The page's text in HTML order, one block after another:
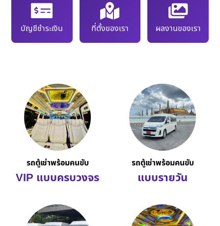
บัญชีชำระเงิน ที่ตั้งของเรา ผลงานของเรา
รถตู้เช่าพร้อมคนขับ
VIP แบบครบวงจร
รถตู้เช่าพร้อมคนขับ
แบบรายวัน